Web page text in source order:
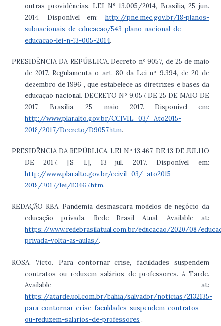
outras providências. LEI N° 13.005/2014, Brasília, 25 jun.
2014. Disponível em:http://pne.mec.gov.br/18-planos-
subnacionais-de-educacao/543-plano-nacional-de-
educacao-lei-n-13-005-2014.
PRESIDÊNCIA DA REPÚBLICA. Decreto nº 9057, de 25 de maio
de 2017. Regulamenta o art. 80 da Lei nº 9.394, de 20 de
dezembro de 1996 , que estabelece as diretrizes e bases da
educação nacional. DECRETO Nº 9.057, DE 25 DE MAIO DE
2017, Brasília, 25 maio 2017. Disponível em:
http://www.planalto.gov.br/CCIVIL_03/_Ato2015-
2018/2017/Decreto/D9057.htm.
PRESIDÊNCIA DA REPÚBLICA. LEI Nº 13.467, DE 13 DE JULHO
DE 2017, [S. l.], 13 jul. 2017. Disponível em:
http://www.planalto.gov.br/ccivil_03/_ato2015-
2018/2017/lei/l13467.htm.
REDAÇÃO RBA. Pandemia desmascara modelos de negócio da
educação privada. Rede Brasil Atual. Available at:
https://www.redebrasilatual.com.br/educacao/2020/08/
privada-volta-as-aulas/.
ROSA, Victo. Para contornar crise, faculdades suspendem
contratos ou reduzem salários de professores. A Tarde.
Available at:
https://atarde.uol.com.br/bahia/salvador/noticias/2132135-
para-contornar-crise-faculdades-suspendem-contratos-
ou-reduzem-salarios-de-professores .